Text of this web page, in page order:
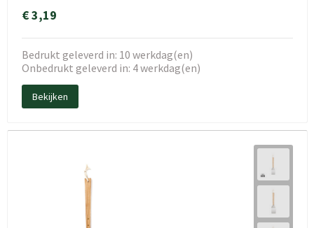
€ 3,19
Bedrukt geleverd in: 10 werkdag(en)
Onbedrukt geleverd in: 4 werkdag(en)
Bekijken